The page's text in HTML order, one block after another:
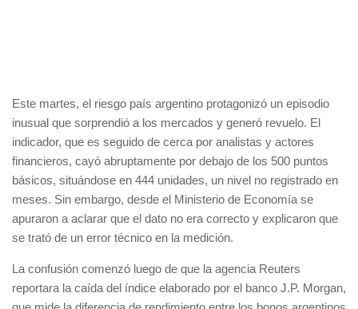
Este martes, el riesgo país argentino protagonizó un episodio
inusual que sorprendió a los mercados y generó revuelo. El
indicador, que es seguido de cerca por analistas y actores
financieros, cayó abruptamente por debajo de los 500 puntos
básicos, situándose en 444 unidades, un nivel no registrado en
meses. Sin embargo, desde el Ministerio de Economía se
apuraron a aclarar que el dato no era correcto y explicaron que
se trató de un error técnico en la medición.
La confusión comenzó luego de que la agencia Reuters
reportara la caída del índice elaborado por el banco J.P. Morgan,